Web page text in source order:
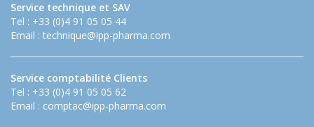
Service technique et SAV
Tel : +33 (0)4 91 05 05 44
Email : technique@ipp-pharma.com
Service comptabilité Clients
Tel : +33 (0)4 91 05 05 62
Email : comptac@ipp-pharma.com